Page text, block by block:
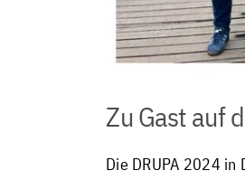
Zu Gast auf
Die DRUPA 2024